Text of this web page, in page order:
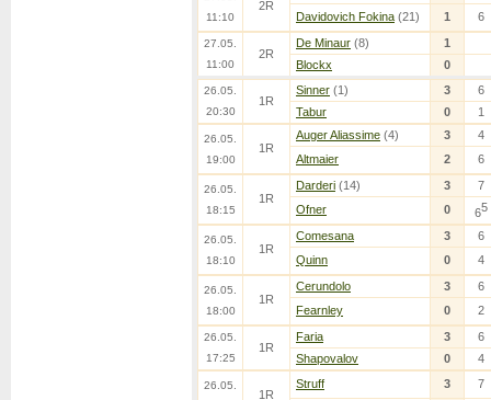
11:10
2R
Davidovich Fokina (21) 1 6
27.05.
11:00
2R
De Minaur (8)
1
Blockx
0
26.05.
20:30
1R
Sinner (1) 3
6
Tabur
0 1
26.05.
19:00
1R
Auger Aliassime (4) 3
4
Altmaier
2 6
26.05.
18:15
1R
Darderi (14) 3
7
Ofner
0 65
26.05.
18:10
1R
Comesana 3
6
Quinn
0 4
26.05.
18:00
1R
Cerundolo 3
6
Fearnley
0 2
26.05.
17:25
1R
Faria 3
6
Shapovalov
0 4
26.05.
1R
Struff 3 7